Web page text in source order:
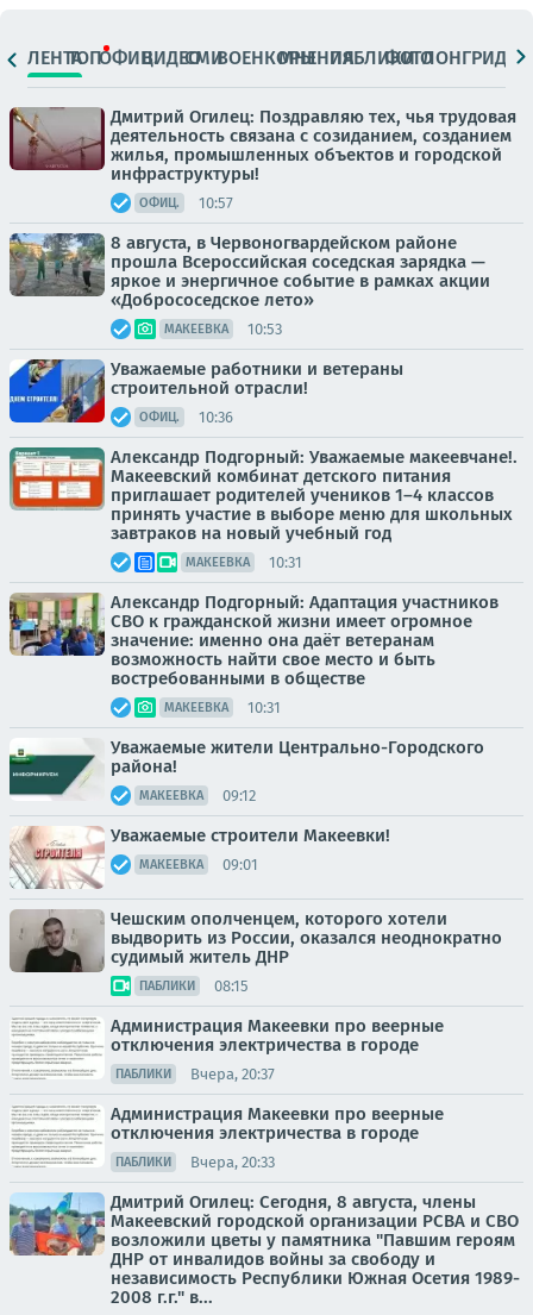
ЛЕНТАТОПОФИЦ.ВИДЕОСМИВОЕНКОРЫМНЕНИЯПАБЛИКИ
ФОТОЛОНГРИДЫ
Дмитрий Огилец: Поздравляю тех, чья трудовая
деятельность связана с созиданием, созданием
жилья, промышленных объектов и городской
инфраструктуры!
ОФИЦ. 10:57
8 августа, в Червоногвардейском районе
прошла Всероссийская соседская зарядка —
яркое и энергичное событие в рамках акции
«Добрососедское лето»
МАКЕЕВКА 10:53
Уважаемые работники и ветераны
строительной отрасли!
ОФИЦ. 10:36
Александр Подгорный: Уважаемые макеевчане!.
Макеевский комбинат детского питания
приглашает родителей учеников 1–4 классов
принять участие в выборе меню для школьных
завтраков на новый учебный год
МАКЕЕВКА 10:31
Александр Подгорный: Адаптация участников
СВО к гражданской жизни имеет огромное
значение: именно она даёт ветеранам
возможность найти свое место и быть
востребованными в обществе
МАКЕЕВКА 10:31
Уважаемые жители Центрально-Городского
района!
МАКЕЕВКА 09:12
Уважаемые строители Макеевки!
МАКЕЕВКА 09:01
Чешским ополченцем, которого хотели
выдворить из России, оказался неоднократно
судимый житель ДНР
ПАБЛИКИ 08:15
Администрация Макеевки про веерные
отключения электричества в городе
ПАБЛИКИ Вчера, 20:37
Администрация Макеевки про веерные
отключения электричества в городе
ПАБЛИКИ Вчера, 20:33
Дмитрий Огилец: Сегодня, 8 августа, члены
Макеевский городской организации РСВА и СВО
возложили цветы у памятника "Павшим героям
ДНР от инвалидов войны за свободу и
независимость Республики Южная Осетия 1989-
2008 г.г." в...